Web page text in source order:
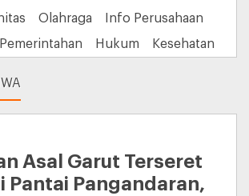
Olahraga
Info Perusahaan
Pemerintahan Hukum Kesehatan
Asal Garut Terseret
Pantai Pangandaran,